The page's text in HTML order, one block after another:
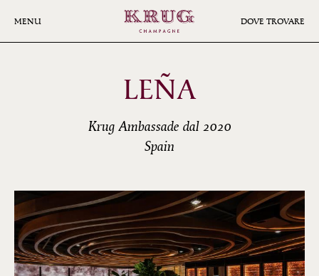
MENU DOVE TROVARE
LEÑA
Krug Ambassade dal 2020
Spain